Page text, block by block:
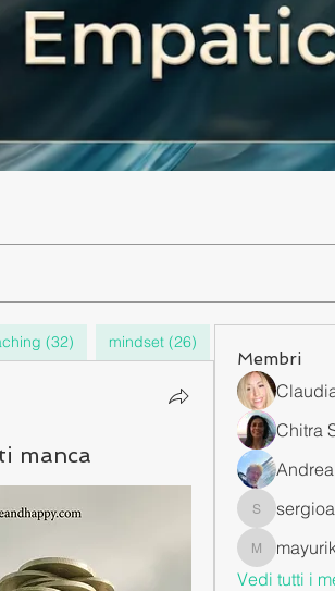
(32) mindset (26)
manca
Membri
Chitra
Vedi tutti i